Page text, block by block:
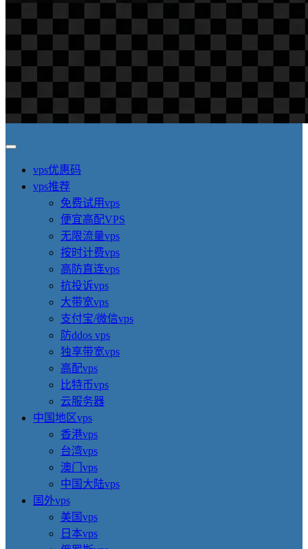
vps优惠码
vps推荐
免费试用vps
便宜高配VPS
无限流量vps
按时计费vps
高防直连vps
抗投诉vps
大带宽vps
支付宝/微信vps
防ddos vps
独享带宽vps
高配vps
比特币vps
云服务器
中国地区vps
香港vps
台湾vps
澳门vps
中国大陆vps
国外vps
美国vps
日本vps